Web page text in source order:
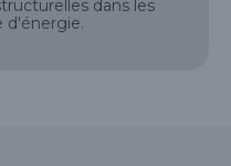
dans les
d'énergie.